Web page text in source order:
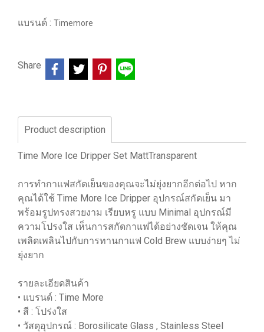
แบรนด์ : Timemore
Share
Product description
Time More Ice Dripper Set MattTransparent
การทำกาแฟสกัดเย็นของคุณจะไม่ยุ่งยากอีกต่อไป หาก
คุณได้ใช้ Time More Ice Dripper อุปกรณ์สกัดเย็น มา
พร้อมรูปทรงสวยงาม เรียบหรู แบบ Minimal อุปกรณ์มี
ความโปรงใส เห็นการสกัดกาแฟได้อย่างชัดเจน ให้คุณ
เพลิดเพลินไปกับการทานกาแฟ Cold Brew แบบง่ายๆ ไม่
ยุ่งยาก
รายละเอียดสินค้า
• แบรนด์ : Time More
• สี : โปร่งใส
• วัสดุอุปกรณ์ : Borosilicate Glass , Stainless Steel